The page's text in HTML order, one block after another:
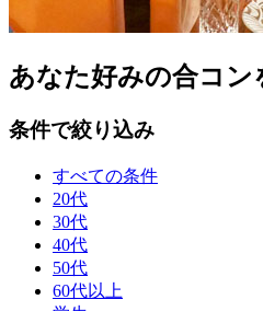
あなた好みの合コン
条件で絞り込み
すべての条件
20代
30代
40代
50代
60代以上